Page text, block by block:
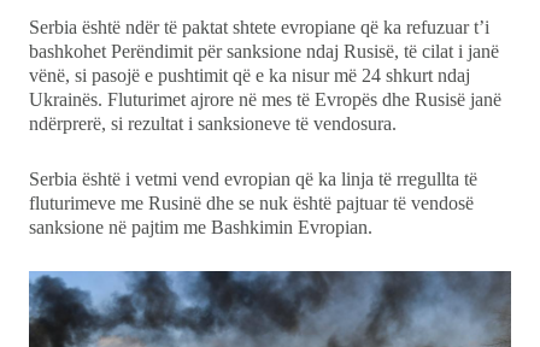
Serbia është ndër të paktat shtete evropiane që ka refuzuar t’i
bashkohet Perëndimit për sanksione ndaj Rusisë, të cilat i janë
vënë, si pasojë e pushtimit që e ka nisur më 24 shkurt ndaj
Ukrainës. Fluturimet ajrore në mes të Evropës dhe Rusisë janë
ndërprerë, si rezultat i sanksioneve të vendosura.
Serbia është i vetmi vend evropian që ka linja të rregullta të
fluturimeve me Rusinë dhe se nuk është pajtuar të vendosë
sanksione në pajtim me Bashkimin Evropian.